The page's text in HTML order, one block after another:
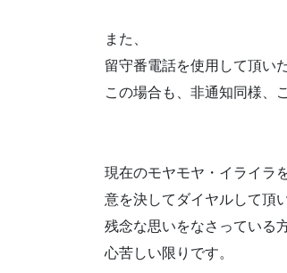
また、
留守番電話を使用して頂い
この場合も、非通知同様、
現在のモヤモヤ・イライラ
意を決してダイヤルして頂
残念な思いをなさっている
心苦しい限りです。